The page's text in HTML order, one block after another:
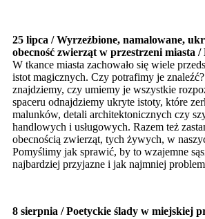
25 lipca / Wyrzeźbione, namalowane,
obecność zwierząt w przestrzeni miasta /
W tkance miasta zachowało się wiele
istot magicznych. Czy potrafimy je
znajdziemy, czy umiemy je wszystkie
spaceru odnajdziemy ukryte istoty, które
malunków, detali architektonicznych czy
handlowych i usługowych. Razem też
obecnością zwierząt, tych żywych, w
Pomyślimy jak sprawić, by to wzajemne
najbardziej przyjazne i jak najmniej
8 sierpnia / Poetyckie ślady w miejskiej